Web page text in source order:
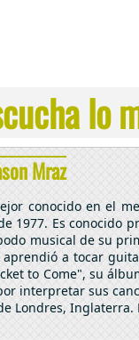
lo
Mraz
conocido en el
1977. Es conocido
musical de su
a tocar
to Come", su
interpretar sus
Londres, Inglaterra.